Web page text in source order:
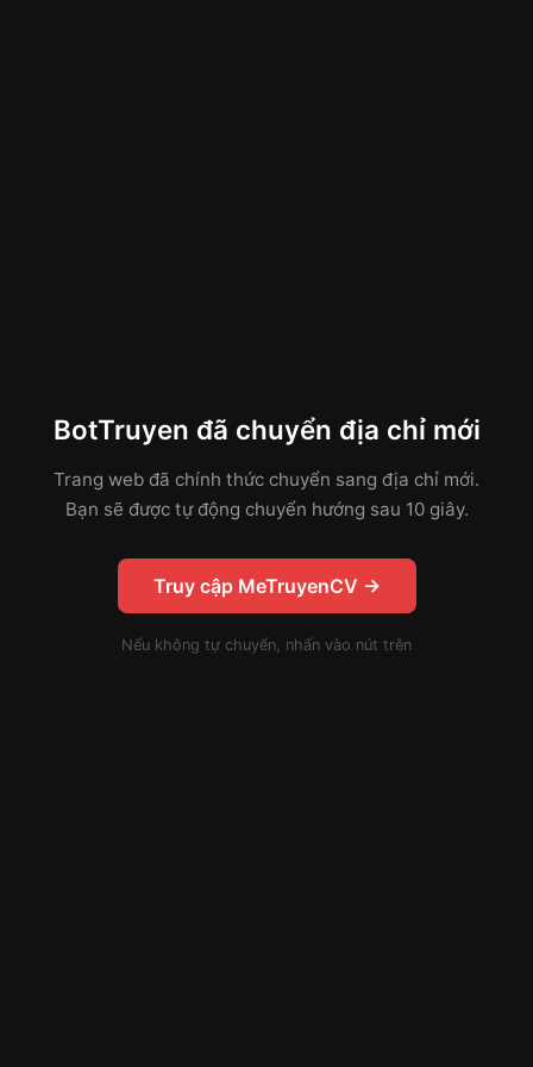
BotTruyen đã chuyển địa chỉ mới
Trang web đã chính thức chuyển sang địa chỉ mới.
Bạn sẽ được tự động chuyển hướng sau 10 giây.
Truy cập MeTruyenCV →
Nếu không tự chuyển, nhấn vào nút trên